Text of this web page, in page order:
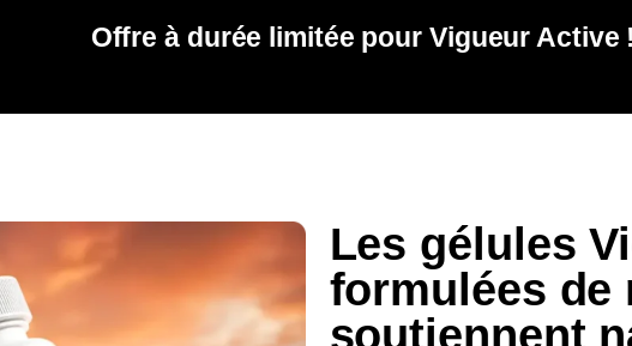
Offre à durée limitée pour Vigueur Active !
Les gélules
formulées de
soutiennent